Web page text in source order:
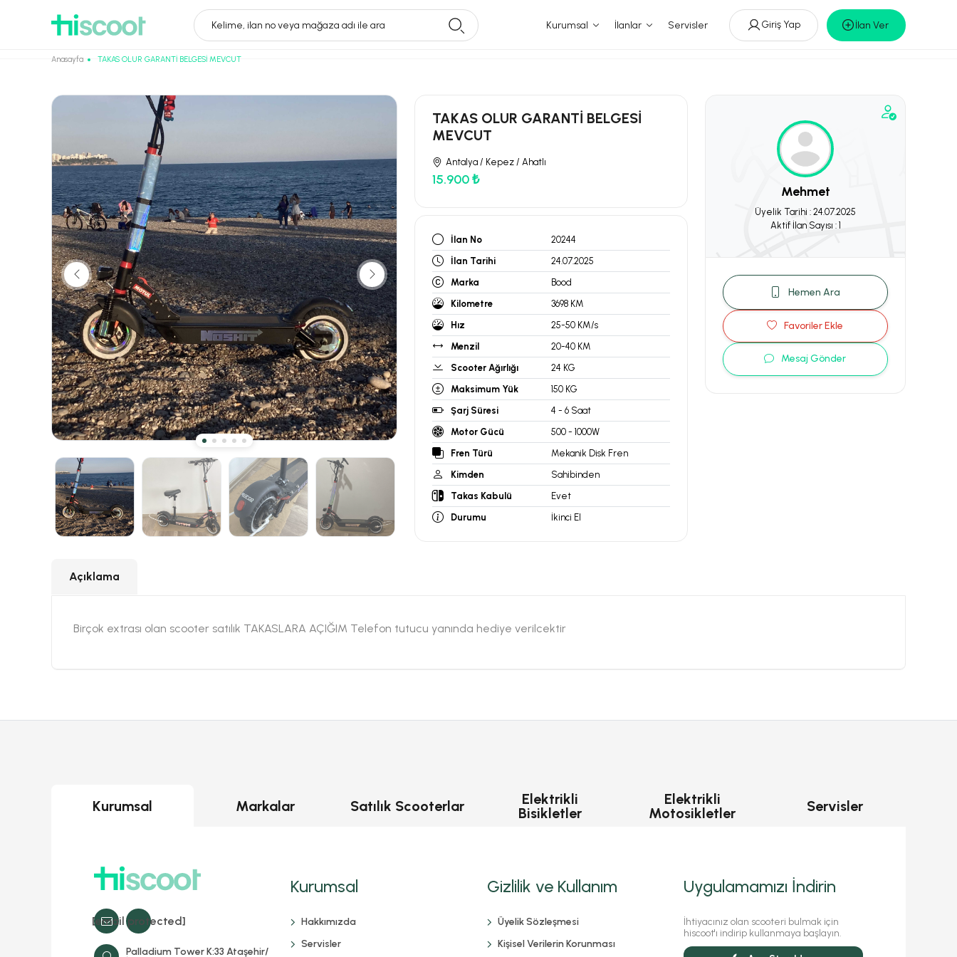
Kelime, ilan no veya mağaza adı ile ara Kurumsal İlanlar Servisler Giriş Yap İlan Ver
Anasayfa TAKAS OLUR GARANTİ BELGESİ MEVCUT
TAKAS OLUR GARANTİ BELGESİ
MEVCUT
Antalya / Kepez / Ahatlı
15.900 ₺
İlan No
20244
İlan Tarihi
24.07.2025
Marka
Bood
Kilometre
3698 KM
Hız
25-50 KM/s
Menzil
20-40 KM
Scooter Ağırlığı
24 KG
Maksimum Yük
150 KG
Şarj Süresi
4 - 6 Saat
Motor Gücü
500 - 1000W
Fren Türü
Mekanik Disk Fren
Kimden
Sahibinden
Takas Kabulü
Evet
Durumu
İkinci El
Mehmet
Üyelik Tarihi : 24.07.2025
Aktif İlan Sayısı : 1
Hemen Ara
Favoriler Ekle
Mesaj Gönder
Açıklama
Birçok extrası olan scooter satılık TAKASLARA AÇIĞIM Telefon tutucu yanında hediye verilcektir
Kurumsal Markalar Satılık Scooterlar
Elektrikli
Bisikletler
Elektrikli
Motosikletler
Servisler
[email protected]
Palladium Tower K:33 Ataşehir/
Kurumsal
Hakkımızda
Servisler
Gizlilik ve Kullanım
Üyelik Sözleşmesi
Kişisel Verilerin Korunması
Uygulamamızı İndirin
İhtiyacınız olan scooteri bulmak için
hiscoot'ı indirip kullanmaya başlayın.